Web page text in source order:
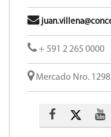
+ 591 2 265 0000
Mercado Nro. 1298